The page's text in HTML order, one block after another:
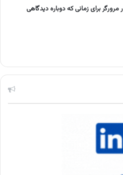
برای زمانی که دوباره دیدگاهی